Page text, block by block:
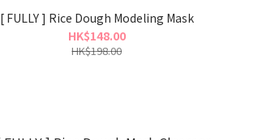
[ FULLY ] Rice Dough Modeling Mask
HK$148.00
HK$198.00